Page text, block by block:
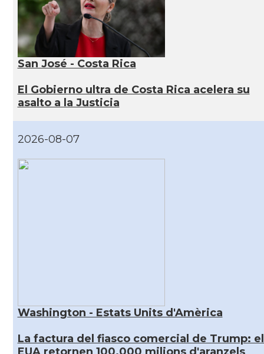
San José - Costa Rica
El Gobierno ultra de Costa Rica acelera su
asalto a la Justicia
2026-08-07
Washington - Estats Units d'Amèrica
La factura del fiasco comercial de Trump: